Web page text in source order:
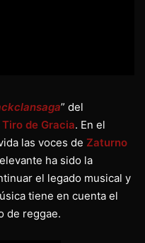
” del
Tiro de Gracia. En el
las voces de Zaturno
ha sido la
el legado musical y
tiene en cuenta el
de reggae.